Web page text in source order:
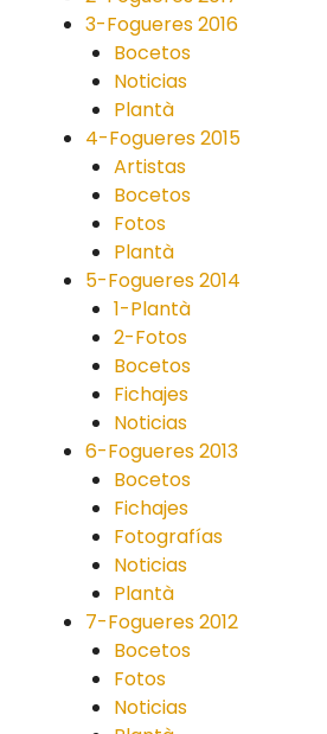
3-Fogueres 2016
Bocetos
Noticias
Plantà
4-Fogueres 2015
Artistas
Bocetos
Fotos
Plantà
5-Fogueres 2014
1-Plantà
2-Fotos
Bocetos
Fichajes
Noticias
6-Fogueres 2013
Bocetos
Fichajes
Fotografías
Noticias
Plantà
7-Fogueres 2012
Bocetos
Fotos
Noticias